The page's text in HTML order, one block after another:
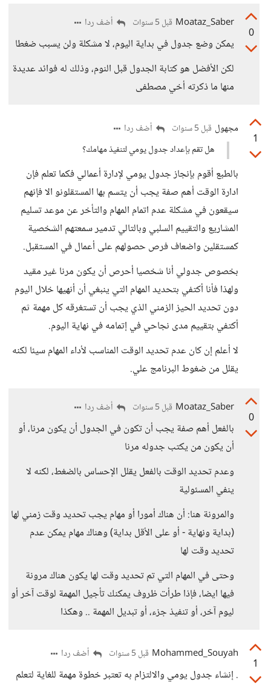
0
Moataz_Saber قبل 5 سنوات أضف ردا
يمكن وضع جدول في بداية اليوم، لا مشكلة ولن يسبب ضغطا
لكن الأفضل هو كتابة الجدول قبل النوم، وذلك له فوائد عديدة
منها ما ذكرته أخي مصطفى
1
مجهول قبل 5 سنوات
أضف ردا
هل تقم بإعداد جدول يومي لتنفيذ مهامك؟
بالطبع أقوم بإنجاز جدول يومي لإدارة أعمالي فكما تعلم فإن
ادارة الوقت أهم صفة يجب أن يتسم بها المستقلونو الا فإنهم
سيقعون في مشكلة عدم اتمام المهام والتأخر عن موعد تسليم
المشاريع والتقييم السلبي وبالتالي تدمير سمعتهم الشخصية
كمستقلين واضعاف فرص حصولهم على أعمال في المستقبل.
بخصوص جدولي أنا شخصيا أحرص أن يكون مرنا غير مقيد
ولهذا فأنا أكتفي بتحديد المهام التي ينبغي أن أنهيها خلال اليوم
دون تحديد الحيز الزمني الذي يجب أن تستغرقه كل مهمة ثم
أكتفي بتقييم مدى نجاحي في إتمامه في نهاية اليوم.
لا أعلم إن كان عدم تحديد الوقت المناسب لأداء المهام سيئا لكنه
يقلل من ضغوط البرنامج علي.
0
Moataz_Saber قبل 5 سنوات أضف ردا
بالفعل أهم صفة يجب أن تكون في الجدول أن يكون مرنا، أو
أن يكون من يكتب جدوله مرنا
وعدم تحديد الوقت بالفعل يقلل الإحساس بالضغط، لكنه لا
ينفي المسئولية
والمرونة هنا: أن هناك أمورا أو مهام يجب تحديد وقت زمني لها
(بداية ونهاية - أو على الأقل بداية) وهناك مهام يمكن عدم
تحديد وقت لها
وحتى في المهام التي تم تحديد وقت لها يكون هناك مرونة
فيها ايضا، فإذا طرأت ظروف يمكنك تأجيل المهمة لوقت آخر أو
ليوم آخر، أو تنفيذ جزء، أو تبديل المهمة .. وهكذا
1
Mohammed_Souyah قبل 5 سنوات أضف ردا
. إنشاء جدول يومي والالتزام به تعتبر خطوة مهمة للغاية لتعلم